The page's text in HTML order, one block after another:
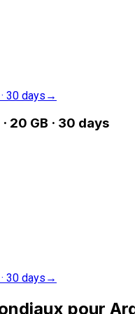
30 days →
20 GB · 30 days
30 days →
pour